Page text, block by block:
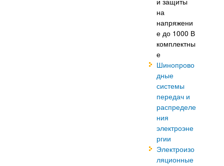
на
напряжени
е до 1000 В
комплектны
е
Шинопрово
дные
системы
передач и
распределе
ния
электроэне
ргии
Электроизо
ляционные